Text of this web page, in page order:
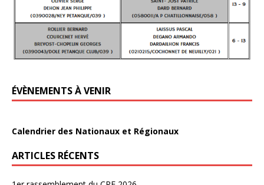
ÉVÈNEMENTS À VENIR
Calendrier des Nationaux et Régionaux
ARTICLES RÉCENTS